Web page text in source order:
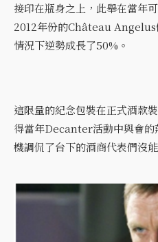
接印在瓶身之上，此舉在當年
2012年份的Château Angelus
情況下逆勢成長了50%。
這限量的紀念包裝在正式酒款
得當年Decanter活動中與會
機調侃了台下的酒商代表們沒